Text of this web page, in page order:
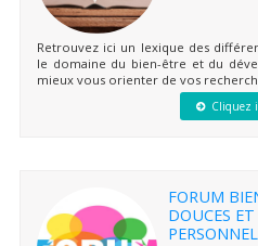
Retrouvez ici un lexique des
le domaine du bien-être et du
mieux vous orienter de vos
Cliquez
FORUM
DOUCES
PERSONNEL